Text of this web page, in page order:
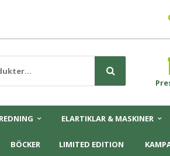
ELARTIKLAR & MASKINER
BÖCKER LIMITED EDITION